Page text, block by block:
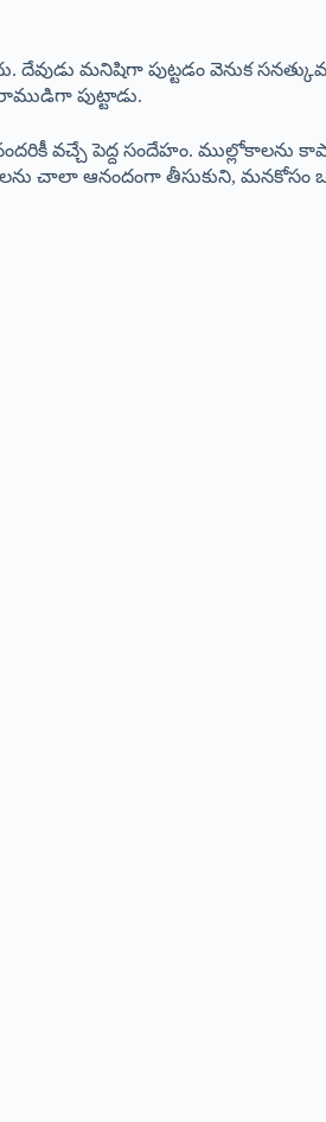
మనిషిగా పుట్టడం వెనుక
పుట్టాడు.
వచ్చే పెద్ద సందేహం. ముల్లోకాలను
చాలా ఆనందంగా తీసుకుని,